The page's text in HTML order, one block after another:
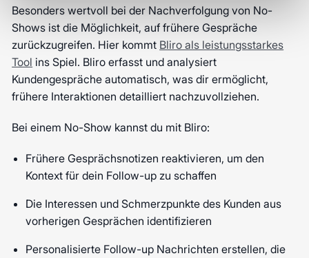
Besonders wertvoll bei der Nachverfolgung von No-
Shows ist die Möglichkeit, auf frühere Gespräche
zurückzugreifen. Hier kommt Bliro als leistungsstarkes
Tool ins Spiel. Bliro erfasst und analysiert
Kundengespräche automatisch, was dir ermöglicht,
frühere Interaktionen detailliert nachzuvollziehen.
Bei einem No-Show kannst du mit Bliro:
Frühere Gesprächsnotizen reaktivieren, um den
Kontext für dein Follow-up zu schaffen
Die Interessen und Schmerzpunkte des Kunden aus
vorherigen Gesprächen identifizieren
Personalisierte Follow-up Nachrichten erstellen, die